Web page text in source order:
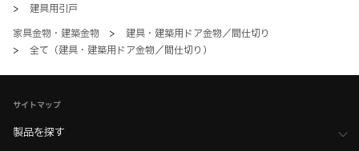
>
建具用引戸
家具金物・建築金物
>
建具・建築用ドア金物／間仕切り
>
全て（建具・建築用ドア金物／間仕切り）
サイトマップ
製品を探す